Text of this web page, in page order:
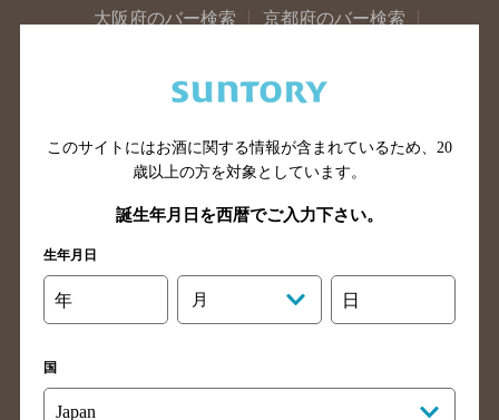
大阪府のバー検索
京都府のバー検索
滋賀県のバー検索
和歌山県のバー検索
山口県のバー検索
鳥取県のバー検索
香川県のバー検索
愛媛県のバー検索
高知県のバー検索
長崎県のバー検索
佐賀県のバー検索
大分県のバー検索
熊本県のバー検索
このサイトにはお酒に関する情報が含まれているため、 20
歳以上の方を対象としています。
誕生年月日を西暦でご入力下さい。
生年月日
年 月 日
国